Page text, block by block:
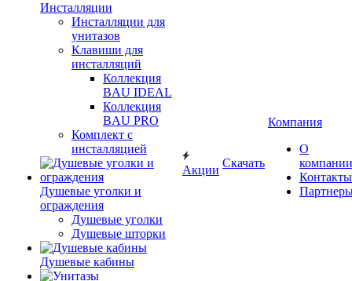
Инсталляции
Инсталляции для
унитазов
Клавиши для
инсталляций
Коллекция
BAU IDEAL
Коллекция
BAU PRO
Комплект с
инсталляцией
Душевые уголки и
ограждения
Душевые уголки
Душевые шторки
Душевые кабины
Акции
Скачать
Компания
О
компании
Контакты